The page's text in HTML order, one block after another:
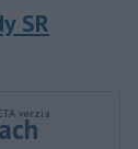
SR